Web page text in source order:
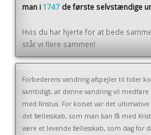
man i 1747 de første selvstændige
Hvis du har hjerte for at bede
står vi flere sammen!
Forbederens vandring afspejler til tider
samtidigt, at denne vandring vil medføre
med Kristus. For korset var det
det fællesskab, som man kan få med
være et levende fællesskab, som dag for